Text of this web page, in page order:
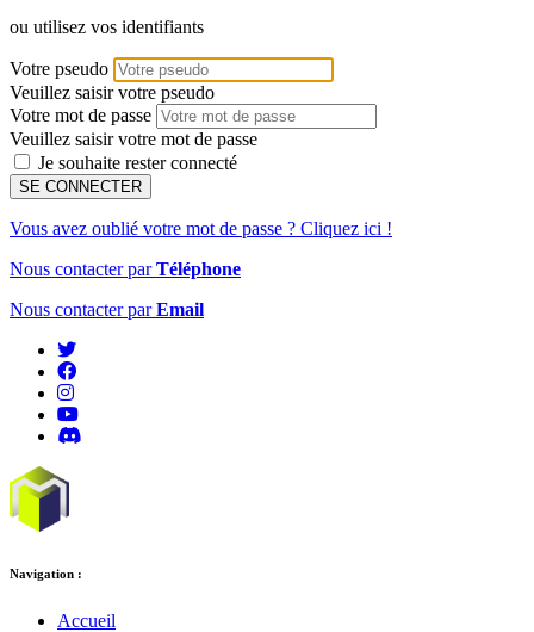
ou utilisez vos identifiants
Votre pseudo
Veuillez saisir votre pseudo
Votre mot de passe
Veuillez saisir votre mot de passe
Je souhaite rester connecté
SE CONNECTER
Vous avez oublié votre mot de passe ? Cliquez ici !
Nous contacter parTéléphone
Nous contacter parEmail
Navigation :
Accueil